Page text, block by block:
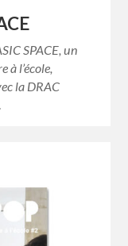
SPACE, un
à l’école,
la DRAC